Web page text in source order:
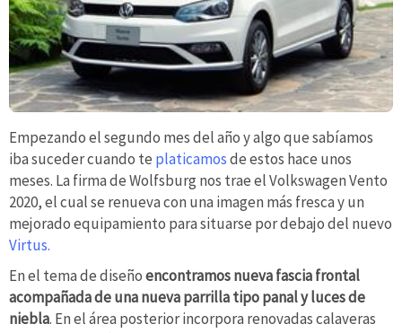
Empezando el segundo mes del año y algo que sabíamos
iba suceder cuando te platicamosde estos hace unos
meses. La firma de Wolfsburg nos trae el Volkswagen Vento
2020, el cual se renueva con una imagen más fresca y un
mejorado equipamiento para situarse por debajo del nuevo
Virtus.
En el tema de diseñoencontramos nueva fascia frontal
acompañada de una nueva parrilla tipo panal y luces de
niebla. En el área posterior incorpora renovadas calaveras